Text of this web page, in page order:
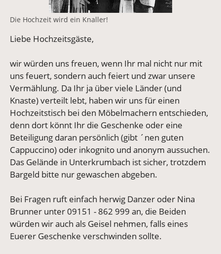
Die Hochzeit wird ein Knaller!
Liebe Hochzeitsgäste,
wir würden uns freuen, wenn Ihr mal nicht nur mit
uns feuert, sondern auch feiert und zwar unsere
Vermählung. Da Ihr ja über viele Länder (und
Knaste) verteilt lebt, haben wir uns für einen
Hochzeitstisch bei den Möbelmachern entschieden,
denn dort könnt Ihr die Geschenke oder eine
Beteiligung daran persönlich (gibt ´nen guten
Cappuccino) oder inkognito und anonym aussuchen.
Das Gelände in Unterkrumbach ist sicher, trotzdem
Bargeld bitte nur gewaschen abgeben.
Bei Fragen ruft einfach herwig Danzer oder Nina
Brunner unter 09151 - 862 999 an, die Beiden
würden wir auch als Geisel nehmen, falls eines
Euerer Geschenke verschwinden sollte.